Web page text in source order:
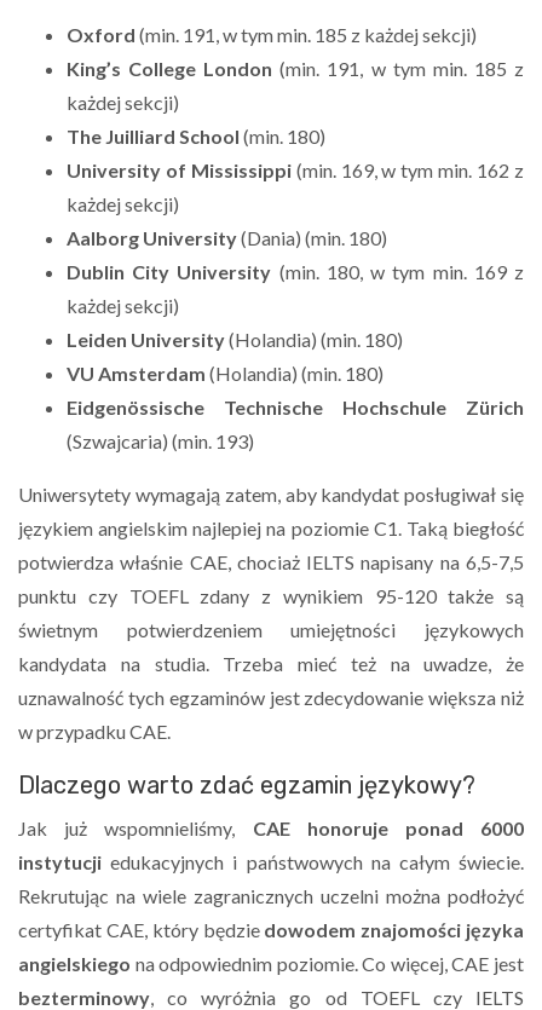
Oxford (min. 191, w tym min. 185 z każdej sekcji)
King’s College London (min. 191, w tym min. 185 z
każdej sekcji)
The Juilliard School (min. 180)
University of Mississippi (min. 169, w tym min. 162 z
każdej sekcji)
Aalborg University(Dania) (min. 180)
Dublin City University (min. 180, w tym min. 169 z
każdej sekcji)
Leiden University(Holandia) (min. 180)
VU Amsterdam (Holandia) (min. 180)
Eidgenössische Technische Hochschule Zürich
(Szwajcaria) (min. 193)
Uniwersytety wymagają zatem, aby kandydat posługiwał się
językiem angielskim najlepiej na poziomie C1. Taką biegłość
potwierdza właśnie CAE, chociaż IELTS napisany na 6,5-7,5
punktu czy TOEFL zdany z wynikiem 95-120 także są
świetnym potwierdzeniem umiejętności językowych
kandydata na studia. Trzeba mieć też na uwadze, że
uznawalność tych egzaminów jest zdecydowanie większa niż
w przypadku CAE.
Dlaczego warto zdać egzamin językowy?
Jak już wspomnieliśmy, CAE honoruje ponad 6000
instytucji edukacyjnych i państwowych na całym świecie.
Rekrutując na wiele zagranicznych uczelni można podłożyć
certyfikat CAE, który będzie dowodem znajomości języka
angielskiego na odpowiednim poziomie. Co więcej, CAE jest
bezterminowy, co wyróżnia go od TOEFL czy IELTS